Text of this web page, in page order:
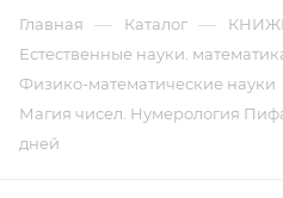
Главная — Каталог —
Естественные науки.
Физико-математические науки
Магия чисел. Нумерология
дней